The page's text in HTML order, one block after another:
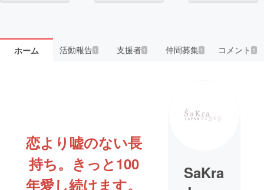
ホーム 活動報告1 支援者 1 仲間募集 1 コメント 1
恋より嘘のない長
持ち。きっと100
年愛し続けます。
SaKra